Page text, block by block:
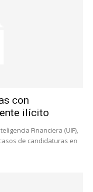
con
ilícito
Financiera (UIF),
de candidaturas en